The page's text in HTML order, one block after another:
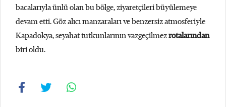
bacalarıyla ünlü olan bu bölge, ziyaretçileri büyülemeye
devam etti. Göz alıcı manzaraları ve benzersiz atmosferiyle
Kapadokya, seyahat tutkunlarının vazgeçilmezrotalarından
biri oldu.